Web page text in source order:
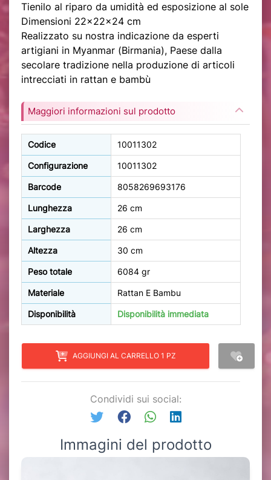
Tienilo al riparo da umidità ed esposizione al sole
Dimensioni 22x22x24 cm
Realizzato su nostra indicazione da esperti
artigiani in Myanmar (Birmania), Paese dalla
secolare tradizione nella produzione di articoli
intrecciati in rattan e bambù
Maggiori informazioni sul prodotto
Codice 10011302
Configurazione 10011302
Barcode 8058269693176
Lunghezza 26 cm
Larghezza 26 cm
Altezza 30 cm
Peso totale 6084 gr
Materiale Rattan E Bambu
Disponibilità Disponibilità immediata
AGGIUNGI AL CARRELLO 1 PZ
Condividi sui social:
Immagini del prodotto